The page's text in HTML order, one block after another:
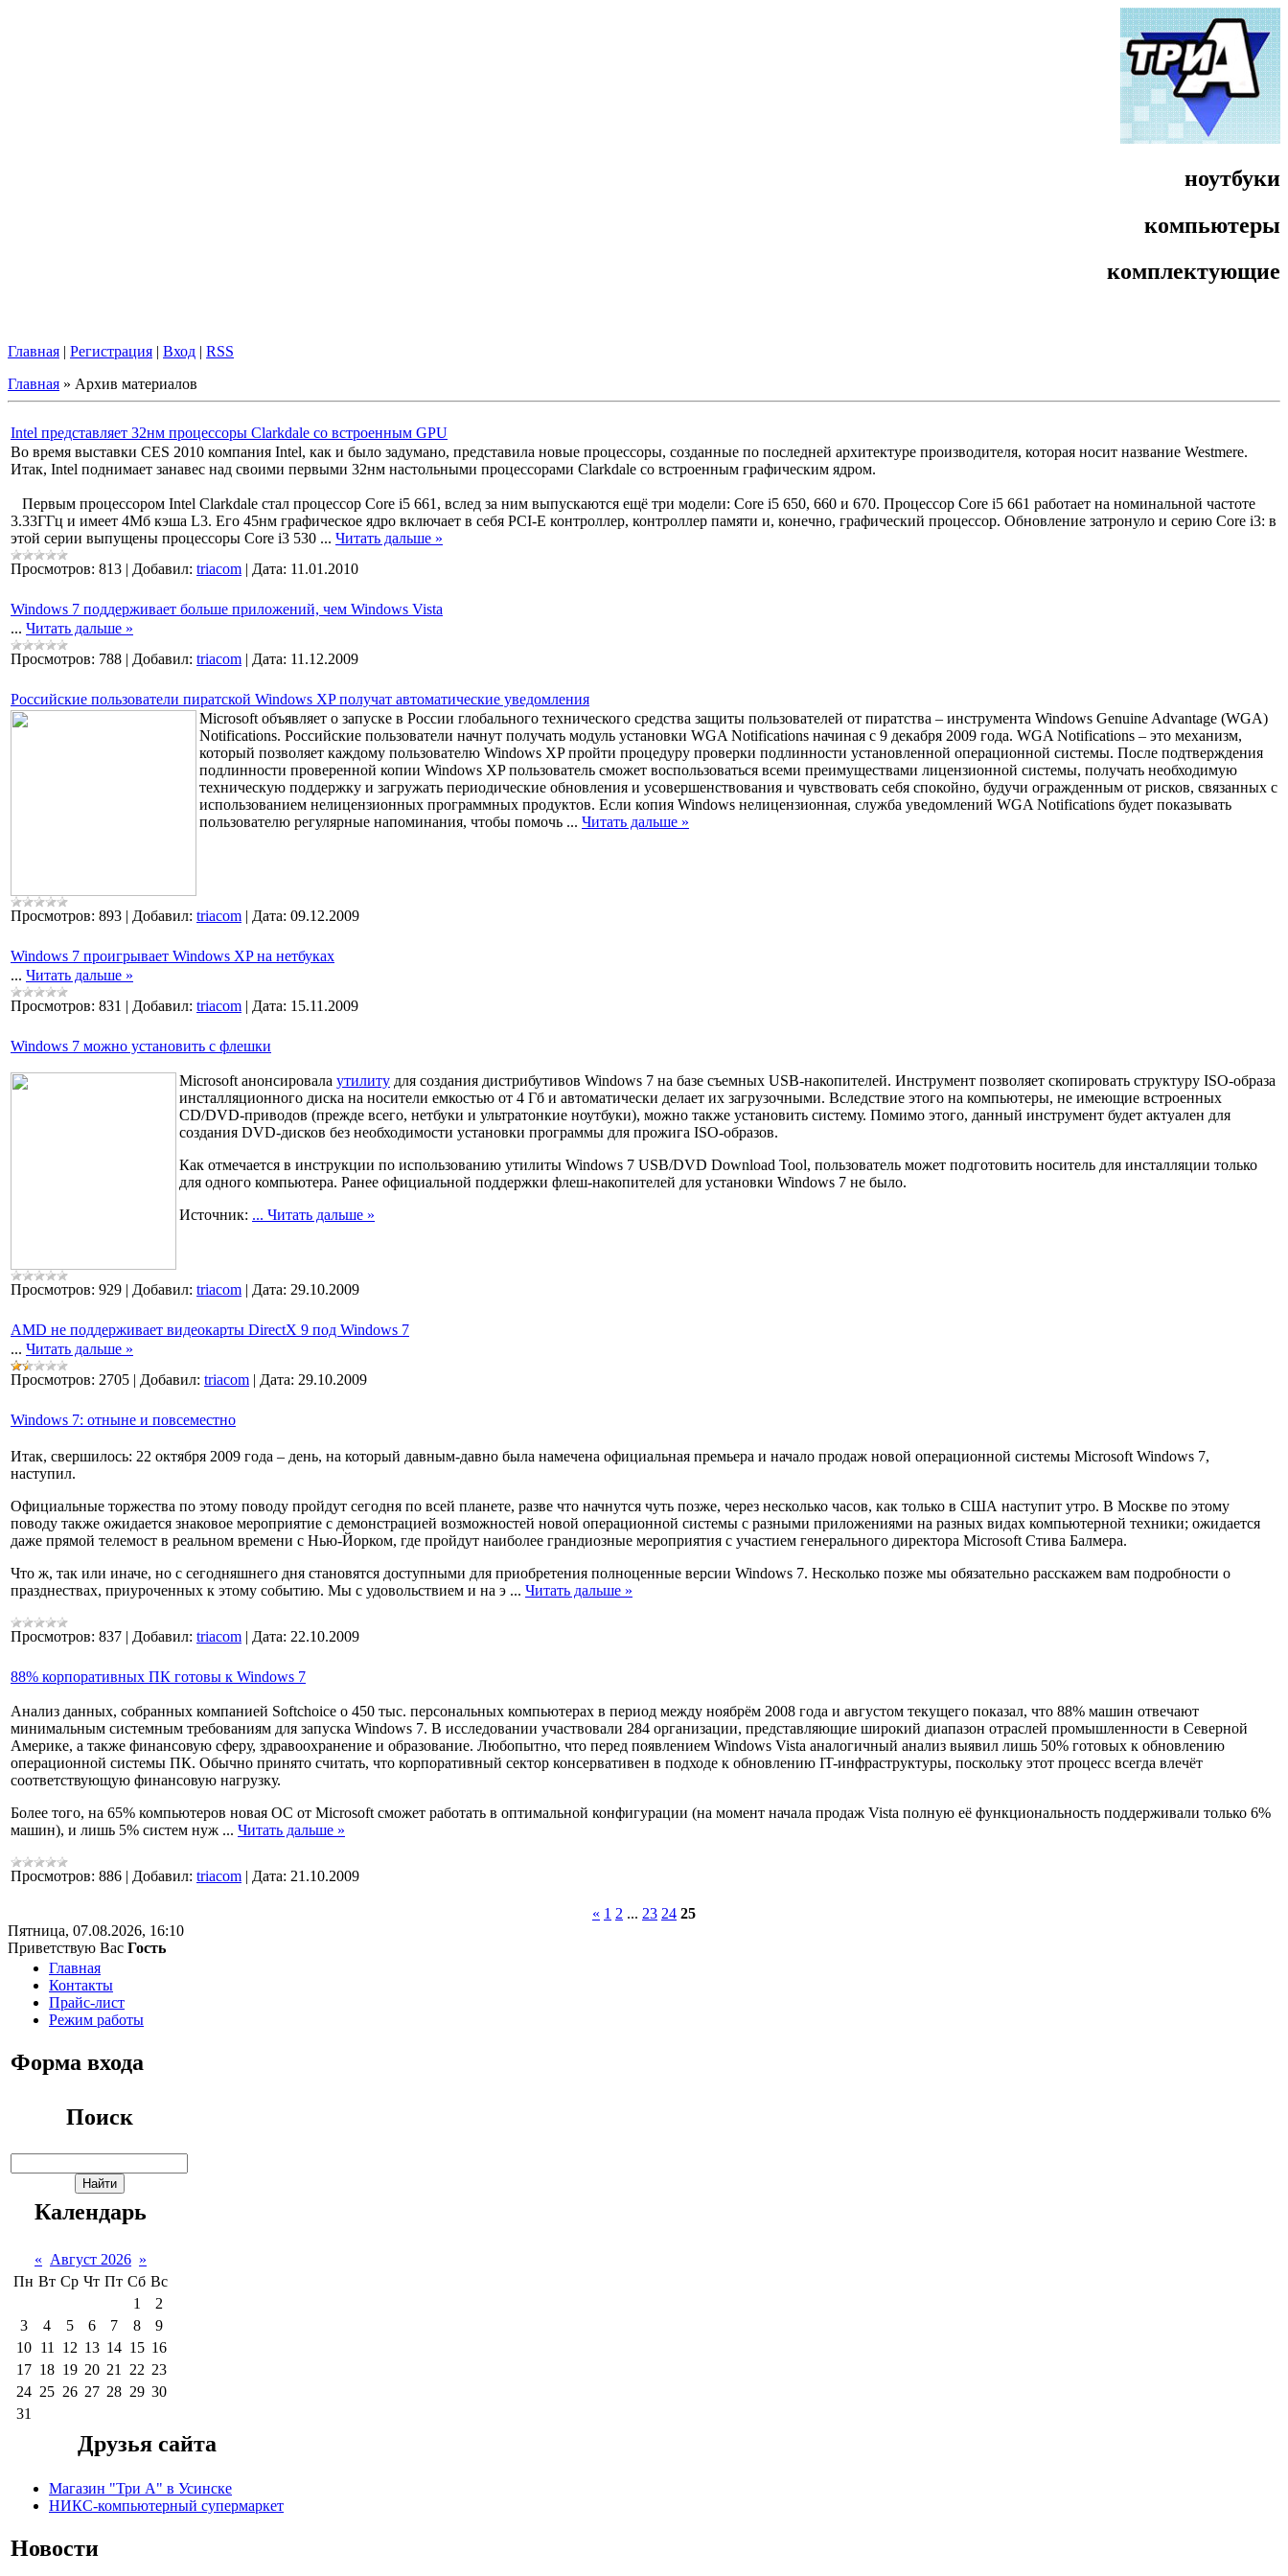
ноутбуки
компьютеры
комплектующие
Главная | Регистрация | Вход | RSS
Главная » Архив материалов
Intel представляет 32нм процессоры Clarkdale со встроенным GPU
Во время выставки CES 2010 компания Intel, как и было задумано, представила новые процессоры, созданные по последней архитектуре производителя, которая носит название Westmere.
Итак, Intel поднимает занавес над своими первыми 32нм настольными процессорами Clarkdale со встроенным графическим ядром.
Первым процессором Intel Clarkdale стал процессор Core i5 661, вслед за ним выпускаются ещё три модели: Core i5 650, 660 и 670. Процессор Core i5 661 работает на номинальной частоте
3.33ГГц и имеет 4Мб кэша L3. Его 45нм графическое ядро включает в себя PCI-E контроллер, контроллер памяти и, конечно, графический процессор. Обновление затронуло и серию Core i3: в
этой серии выпущены процессоры Core i3 530 ... Читать дальше »
Просмотров: 813 | Добавил: triacom | Дата: 11.01.2010
Windows 7 поддерживает больше приложений, чем Windows Vista
... Читать дальше »
Просмотров: 788 | Добавил: triacom | Дата: 11.12.2009
Российские пользователи пиратской Windows XP получат автоматические уведомления
Microsoft объявляет о запуске в России глобального технического средства защиты пользователей от пиратства – инструмента Windows Genuine Advantage (WGA)
Notifications. Российские пользователи начнут получать модуль установки WGA Notifications начиная с 9 декабря 2009 года. WGA Notifications – это механизм,
который позволяет каждому пользователю Windows XP пройти процедуру проверки подлинности установленной операционной системы. После подтверждения
подлинности проверенной копии Windows XP пользователь сможет воспользоваться всеми преимуществами лицензионной системы, получать необходимую
техническую поддержку и загружать периодические обновления и усовершенствования и чувствовать себя спокойно, будучи огражденным от рисков, связанных с
использованием нелицензионных программных продуктов. Если копия Windows нелицензионная, служба уведомлений WGA Notifications будет показывать
пользователю регулярные напоминания, чтобы помочь ... Читать дальше »
Просмотров: 893 | Добавил: triacom | Дата: 09.12.2009
Windows 7 проигрывает Windows XP на нетбуках
... Читать дальше »
Просмотров: 831 | Добавил: triacom | Дата: 15.11.2009
Windows 7 можно установить с флешки
Microsoft анонсировала утилиту для создания дистрибутивов Windows 7 на базе съемных USB-накопителей. Инструмент позволяет скопировать структуру ISO-образа
инсталляционного диска на носители емкостью от 4 Гб и автоматически делает их загрузочными. Вследствие этого на компьютеры, не имеющие встроенных
CD/DVD-приводов (прежде всего, нетбуки и ультратонкие ноутбуки), можно также установить систему. Помимо этого, данный инструмент будет актуален для
создания DVD-дисков без необходимости установки программы для прожига ISO-образов.
Как отмечается в инструкции по использованию утилиты Windows 7 USB/DVD Download Tool, пользователь может подготовить носитель для инсталляции только
для одного компьютера. Ранее официальной поддержки флеш-накопителей для установки Windows 7 не было.
Источник: ... Читать дальше »
Просмотров: 929 | Добавил: triacom | Дата: 29.10.2009
AMD не поддерживает видеокарты DirectX 9 под Windows 7
... Читать дальше »
Просмотров: 2705 | Добавил: triacom | Дата: 29.10.2009
Windows 7: отныне и повсеместно
Итак, свершилось: 22 октября 2009 года – день, на который давным-давно была намечена официальная премьера и начало продаж новой операционной системы Microsoft Windows 7,
наступил.
Официальные торжества по этому поводу пройдут сегодня по всей планете, разве что начнутся чуть позже, через несколько часов, как только в США наступит утро. В Москве по этому
поводу также ожидается знаковое мероприятие с демонстрацией возможностей новой операционной системы с разными приложениями на разных видах компьютерной техники; ожидается
даже прямой телемост в реальном времени с Нью-Йорком, где пройдут наиболее грандиозные мероприятия с участием генерального директора Microsoft Стива Балмера.
Что ж, так или иначе, но с сегодняшнего дня становятся доступными для приобретения полноценные версии Windows 7. Несколько позже мы обязательно расскажем вам подробности о
празднествах, приуроченных к этому событию. Мы с удовольствием и на э ... Читать дальше »
Просмотров: 837 | Добавил: triacom | Дата: 22.10.2009
88% корпоративных ПК готовы к Windows 7
Анализ данных, собранных компанией Softchoice о 450 тыс. персональных компьютерах в период между ноябрём 2008 года и августом текущего показал, что 88% машин отвечают
минимальным системным требованиям для запуска Windows 7. В исследовании участвовали 284 организации, представляющие широкий диапазон отраслей промышленности в Северной
Америке, а также финансовую сферу, здравоохранение и образование. Любопытно, что перед появлением Windows Vista аналогичный анализ выявил лишь 50% готовых к обновлению
операционной системы ПК. Обычно принято считать, что корпоративный сектор консервативен в подходе к обновлению IT-инфраструктуры, поскольку этот процесс всегда влечёт
соответствующую финансовую нагрузку.
Более того, на 65% компьютеров новая ОС от Microsoft сможет работать в оптимальной конфигурации (на момент начала продаж Vista полную её функциональность поддерживали только 6%
машин), и лишь 5% систем нуж ... Читать дальше »
Просмотров: 886 | Добавил: triacom | Дата: 21.10.2009
« 1 2 ... 23 24 25
Пятница, 07.08.2026, 16:10
Приветствую Вас Гость
Главная
Контакты
Прайс-лист
Режим работы
Форма входа
Поиск
Календарь
« Август 2026 »
Пн Вт Ср Чт Пт Сб Вс
1
2
3
4 5 6 7 8
9
10
11 12 13 14 15 16
17 18 19 20 21 22 23
24 25 26 27 28 29 30
31
Друзья сайта
Магазин "Три А" в Усинске
НИКС-компьютерный супермаркет
Новости